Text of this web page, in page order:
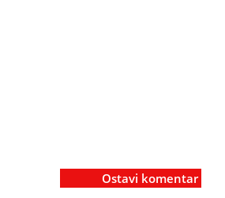
Ostavi komentar